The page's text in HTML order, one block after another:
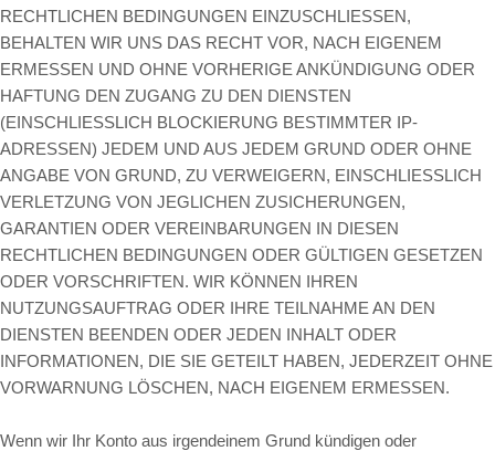
RECHTLICHEN BEDINGUNGEN EINZUSCHLIESSEN,
BEHALTEN WIR UNS DAS RECHT VOR, NACH EIGENEM
ERMESSEN UND OHNE VORHERIGE ANKÜNDIGUNG ODER
HAFTUNG DEN ZUGANG ZU DEN DIENSTEN
(EINSCHLIESSLICH BLOCKIERUNG BESTIMMTER IP-
ADRESSEN) JEDEM UND AUS JEDEM GRUND ODER OHNE
ANGABE VON GRUND, ZU VERWEIGERN, EINSCHLIESSLICH
VERLETZUNG VON JEGLICHEN ZUSICHERUNGEN,
GARANTIEN ODER VEREINBARUNGEN IN DIESEN
RECHTLICHEN BEDINGUNGEN ODER GÜLTIGEN GESETZEN
ODER VORSCHRIFTEN. WIR KÖNNEN IHREN
NUTZUNGSAUFTRAG ODER IHRE TEILNAHME AN DEN
DIENSTEN BEENDEN ODER JEDEN INHALT ODER
INFORMATIONEN, DIE SIE GETEILT HABEN, JEDERZEIT OHNE
VORWARNUNG LÖSCHEN, NACH EIGENEM ERMESSEN.
Wenn wir Ihr Konto aus irgendeinem Grund kündigen oder